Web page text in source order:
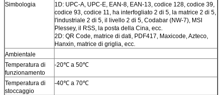
Simbologia
1D: UPC-A, UPC-E, EAN-8, EAN-13, codice 128, codice 39,
codice 93, codice 11, ha interfogliato 2 di 5, la matrice 2 di 5,
l'industriale 2 di 5, il livello 2 di 5, Codabar (NW-7), MSI
Plessey, il RSS, la posta della Cina, ecc.
2D: QR Code, matrice di dati, PDF417, Maxicode, Azteco,
Hanxin, matrice di griglia, ecc.
Ambientale
Temperatura di
funzionamento
-20℃ a 50℃
Temperatura di
stoccaggio
-40℃ a 70℃